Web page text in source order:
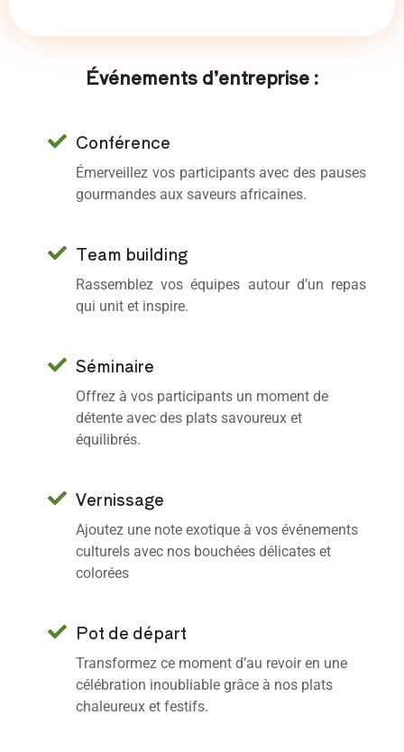
Événements d’entreprise :
Conférence
Émerveillez vos participants avec des pauses
gourmandes aux saveurs africaines.
Team building
Rassemblez vos équipes autour d’un repas
qui unit et inspire.
Séminaire
Offrez à vos participants un moment de
détente avec des plats savoureux et
équilibrés.
Vernissage
Ajoutez une note exotique à vos événements
culturels avec nos bouchées délicates et
colorées
Pot de départ
Transformez ce moment d’au revoir en une
célébration inoubliable grâce à nos plats
chaleureux et festifs.